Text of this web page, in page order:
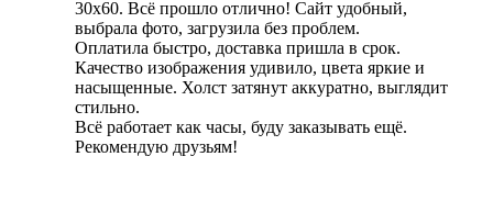
30х60. Всё прошло отлично! Сайт удобный,
выбрала фото, загрузила без проблем.
Оплатила быстро, доставка пришла в срок.
Качество изображения удивило, цвета яркие и
насыщенные. Холст затянут аккуратно, выглядит
стильно.
Всё работает как часы, буду заказывать ещё.
Рекомендую друзьям!